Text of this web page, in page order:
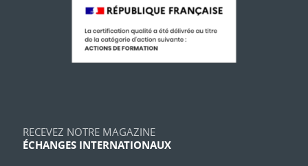
RECEVEZ NOTRE MAGAZINE
ÉCHANGES INTERNATIONAUX